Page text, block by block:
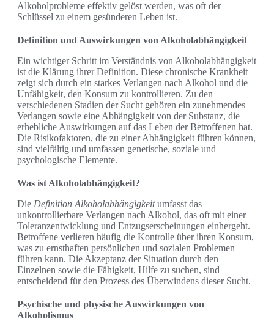
Alkoholprobleme effektiv gelöst werden, was oft der
Schlüssel zu einem gesünderen Leben ist.
Definition und Auswirkungen von Alkoholabhängigkeit
Ein wichtiger Schritt im Verständnis von Alkoholabhängigkeit
ist die Klärung ihrer Definition. Diese chronische Krankheit
zeigt sich durch ein starkes Verlangen nach Alkohol und die
Unfähigkeit, den Konsum zu kontrollieren. Zu den
verschiedenen Stadien der Sucht gehören ein zunehmendes
Verlangen sowie eine Abhängigkeit von der Substanz, die
erhebliche Auswirkungen auf das Leben der Betroffenen hat.
Die Risikofaktoren, die zu einer Abhängigkeit führen können,
sind vielfältig und umfassen genetische, soziale und
psychologische Elemente.
Was ist Alkoholabhängigkeit?
Die Definition Alkoholabhängigkeitumfasst das
unkontrollierbare Verlangen nach Alkohol, das oft mit einer
Toleranzentwicklung und Entzugserscheinungen einhergeht.
Betroffene verlieren häufig die Kontrolle über ihren Konsum,
was zu ernsthaften persönlichen und sozialen Problemen
führen kann. Die Akzeptanz der Situation durch den
Einzelnen sowie die Fähigkeit, Hilfe zu suchen, sind
entscheidend für den Prozess des Überwindens dieser Sucht.
Psychische und physische Auswirkungen von
Alkoholismus